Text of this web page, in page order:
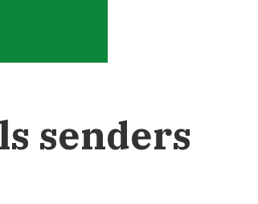
senders